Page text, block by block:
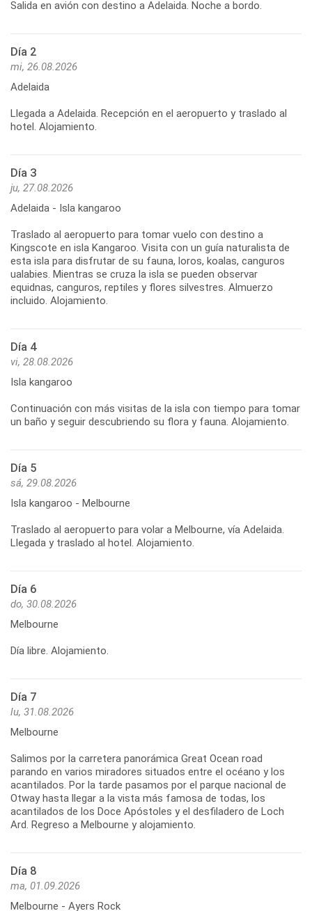
Salida en avión con destino a Adelaida. Noche a bordo.
Día 2
mi, 26.08.2026
Adelaida
Llegada a Adelaida. Recepción en el aeropuerto y traslado al
hotel. Alojamiento.
Día 3
ju, 27.08.2026
Adelaida - Isla kangaroo
Traslado al aeropuerto para tomar vuelo con destino a
Kingscote en isla Kangaroo. Visita con un guía naturalista de
esta isla para disfrutar de su fauna, loros, koalas, canguros
ualabies. Mientras se cruza la isla se pueden observar
equidnas, canguros, reptiles y flores silvestres. Almuerzo
Día 4
vi, 28.08.2026
Isla kangaroo
Continuación con más visitas de la isla con tiempo para tomar
Día 5
sá, 29.08.2026
Isla kangaroo - Melbourne
Traslado al aeropuerto para volar a Melbourne, vía Adelaida.
Día 6
do, 30.08.2026
Melbourne
Día libre. Alojamiento.
Día 7
lu, 31.08.2026
Melbourne
Salimos por la carretera panorámica Great Ocean road
parando en varios miradores situados entre el océano y los
acantilados. Por la tarde pasamos por el parque nacional de
Otway hasta llegar a la vista más famosa de todas, los
acantilados de los Doce Apóstoles y el desfiladero de Loch
Día 8
ma, 01.09.2026
Melbourne - Ayers Rock